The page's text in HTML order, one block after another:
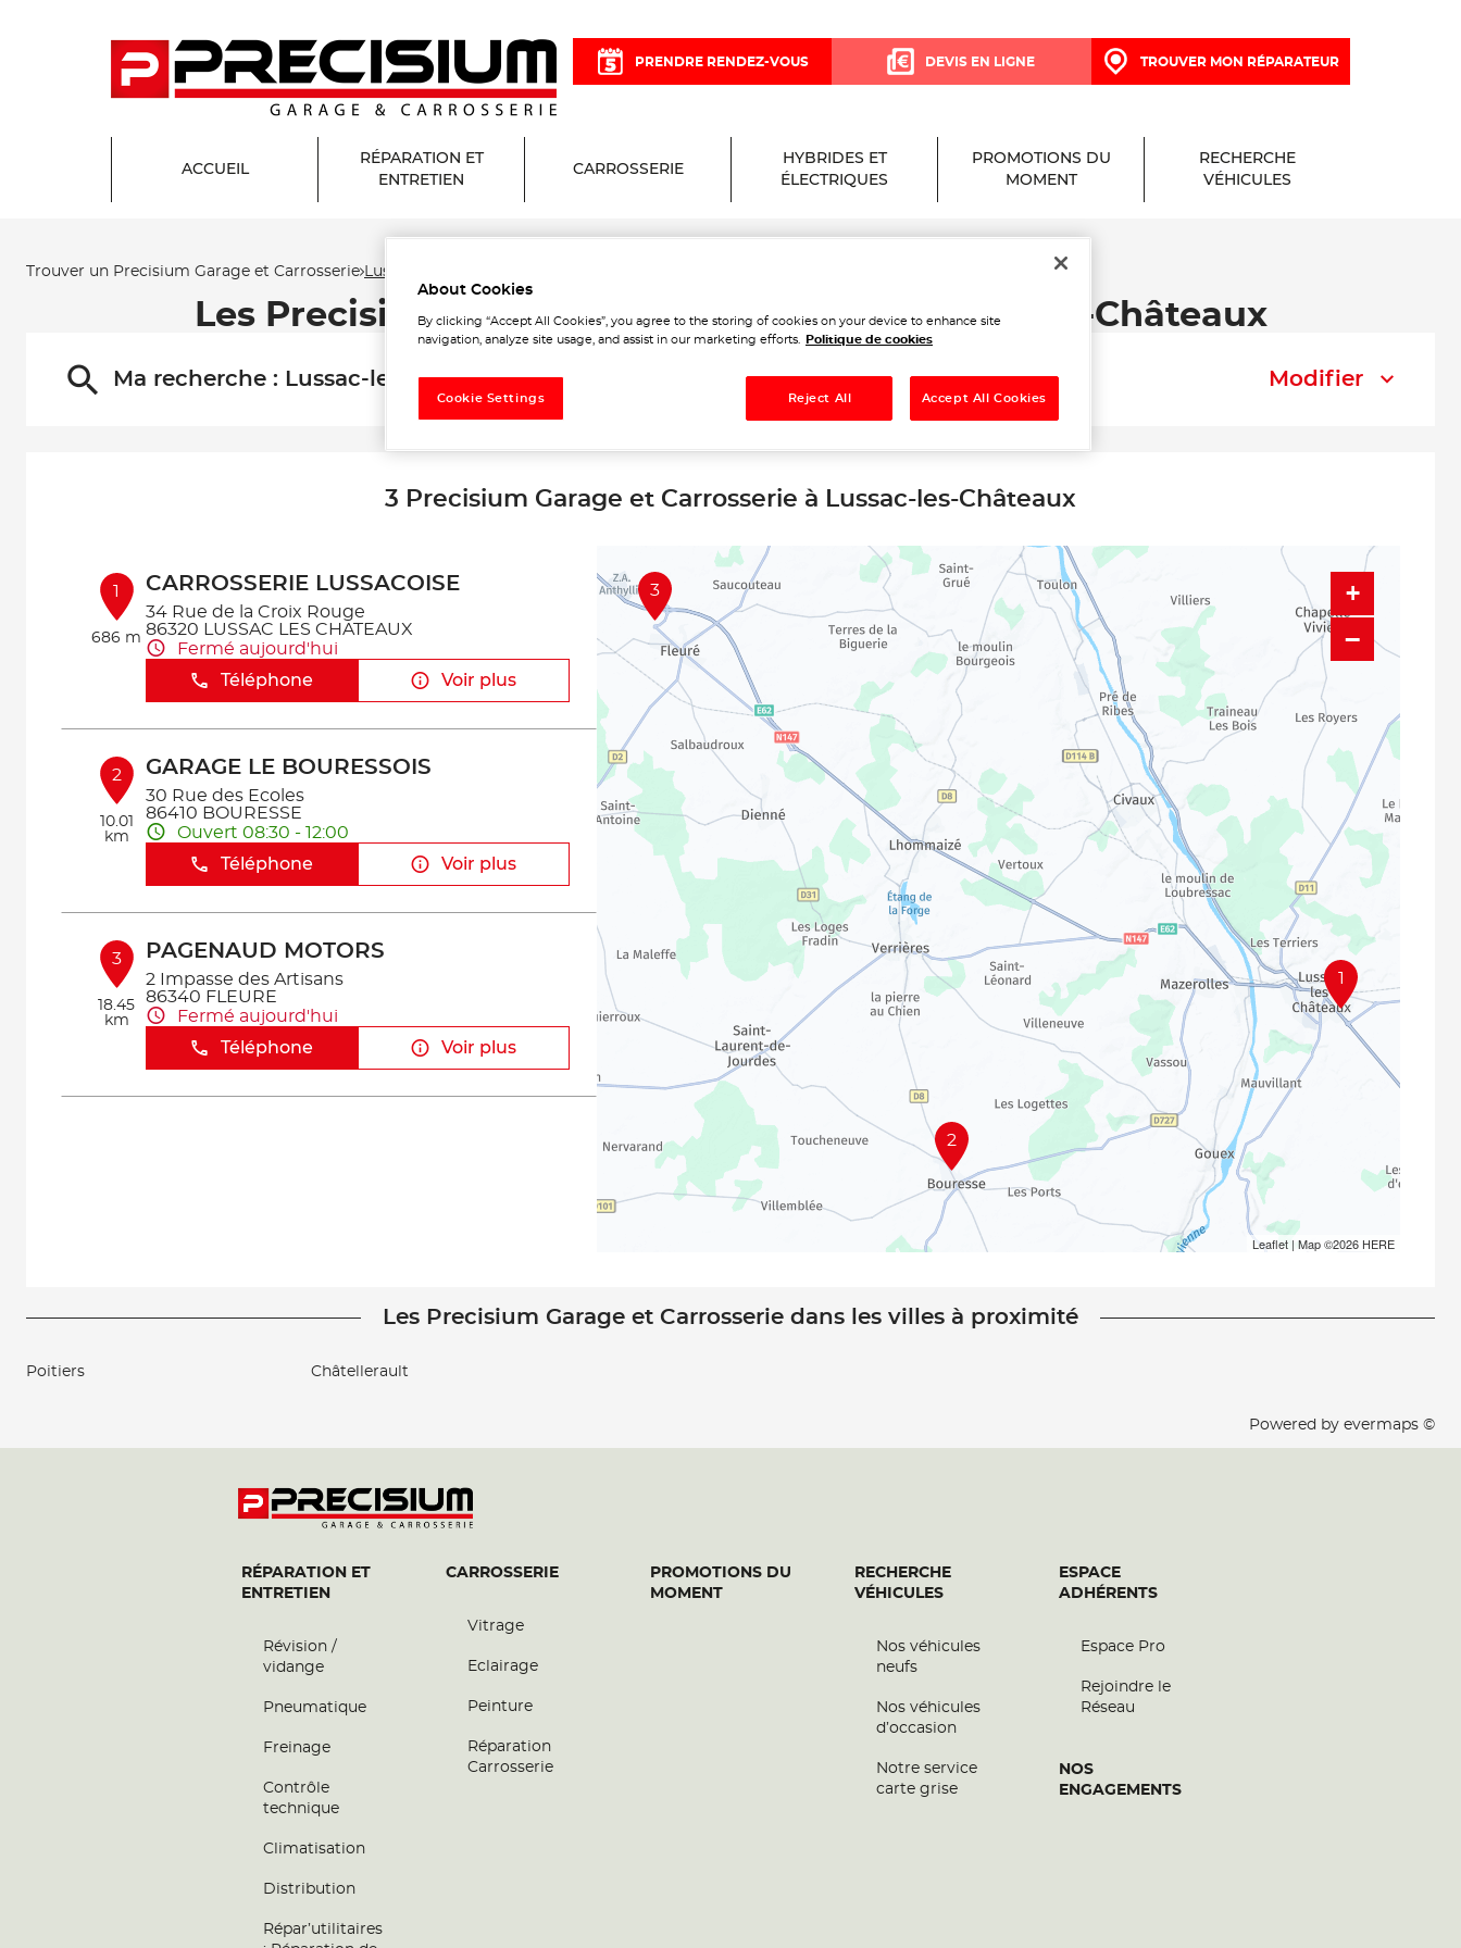
PRENDRE RENDEZ-VOUS DEVIS EN LIGNE TROUVER MON RÉPARATEUR
ACCUEIL
RÉPARATION ET
ENTRETIEN
CARROSSERIE
HYBRIDES ET
ÉLECTRIQUES
PROMOTIONS DU
MOMENT
RECHERCHE
VÉHICULES
Trouver un Precisium Garage et Carrosserie Lussac-les-Châteaux
Les Precisium Garage et Carrosserie à Lussac-les-Châteaux
Ma recherche : Lussac-les-Châteaux Modifier
3 Precisium Garage et Carrosserie à Lussac-les-Châteaux
1
686 m
CARROSSERIE LUSSACOISE
34 Rue de la Croix Rouge
86320 LUSSAC LES CHATEAUX
Fermé aujourd'hui
Téléphone
Voir plus
2
10.01
km
GARAGE LE BOURESSOIS
30 Rue des Ecoles
86410 BOURESSE
Ouvert 08:30 - 12:00
Téléphone
Voir plus
3
18.45
km
PAGENAUD MOTORS
2 Impasse des Artisans
86340 FLEURE
Fermé aujourd'hui
Téléphone
Voir plus
3
2
1
+
−
Leaflet| Map ©2026 HERE
Les Precisium Garage et Carrosserie dans les villes à proximité
Poitiers Châtellerault
Powered by evermaps ©
RÉPARATION ET
ENTRETIEN
Révision /
vidange
Pneumatique
Freinage
Contrôle
technique
Climatisation
Distribution
Répar’utilitaires
CARROSSERIE
Vitrage
Eclairage
Peinture
Réparation
Carrosserie
PROMOTIONS DU
MOMENT
RECHERCHE
VÉHICULES
Nos véhicules
neufs
Nos véhicules
d’occasion
Notre service
carte grise
ESPACE
ADHÉRENTS
Espace Pro
Rejoindre le
Réseau
NOS
ENGAGEMENTS
About Cookies
By clicking “Accept All Cookies”, you agree to the storing of cookies on your device to enhance site
navigation, analyze site usage, and assist in our marketing efforts.
Politique de cookies
Reject All Accept All Cookies
Cookie Settings